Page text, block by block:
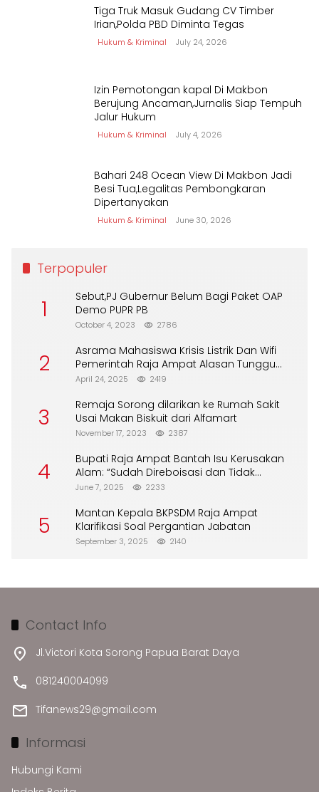
Tiga Truk Masuk Gudang CV Timber
Irian,Polda PBD Diminta Tegas
Hukum & Kriminal July 24, 2026
Izin Pemotongan kapal Di Makbon
Berujung Ancaman,Jurnalis Siap Tempuh
Jalur Hukum
Hukum & Kriminal July 4, 2026
Bahari 248 Ocean View Di Makbon Jadi
Besi Tua,Legalitas Pembongkaran
Dipertanyakan
Hukum & Kriminal June 30, 2026
Terpopuler
1
Sebut,PJ Gubernur Belum Bagi Paket OAP
Demo PUPR PB
October 4, 2023 2786
2
Asrama Mahasiswa Krisis Listrik Dan Wifi
Pemerintah Raja Ampat Alasan Tunggu
DPA
April 24, 2025 2419
3
Remaja Sorong dilarikan ke Rumah Sakit
Usai Makan Biskuit dari Alfamart
November 17, 2023 2387
4
Bupati Raja Ampat Bantah Isu Kerusakan
Alam: “Sudah Direboisasi dan Tidak
Merusak Lingkungan”
June 7, 2025 2233
5
Mantan Kepala BKPSDM Raja Ampat
Klarifikasi Soal Pergantian Jabatan
September 3, 2025 2140
Contact Info
Jl.Victori Kota Sorong Papua Barat Daya
081240004099
Tifanews29@gmail.com
Informasi
Hubungi Kami